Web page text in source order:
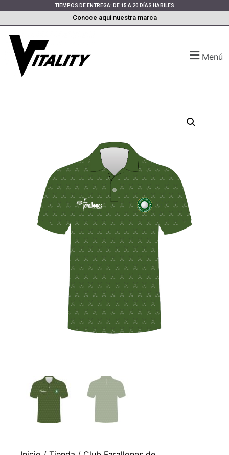
TIEMPOS DE ENTREGA: DE 15 A 20 DÍAS HABILES
Conoce aquí nuestra marca
Menú